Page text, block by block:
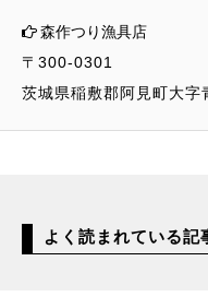
森作つり漁具店
〒300-0301
茨城県稲敷郡阿見町大字
よく読まれている記